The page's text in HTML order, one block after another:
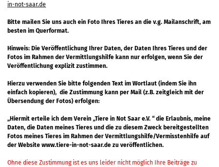
in-not-saar.de
Bitte mailen Sie uns auch ein Foto Ihres Tieres an die v.g. Mailanschrift, am
besten im Querformat.
Hinweis: Die Veröffentlichung Ihrer Daten, der Daten Ihres Tieres und der
Fotos im Rahmen der Vermittlungshilfe kann nur erfolgen, wenn Sie der
Veröffentlichung explizit zustimmen.
Hierzu verwenden Sie bitte folgenden Text im Wortlaut (indem Sie ihn
einfach kopieren), die Zustimmung kann per Mail (z.B. zeitgleich mit der
Übersendung der Fotos) erfolgen:
„Hiermit erteile ich dem Verein „Tiere in Not Saar e.V. “ die Erlaubnis, meine
Daten, die Daten meines Tieres und die zu diesem Zweck bereitgestellten
Fotos meines Tieres im Rahmen der Vermittlungshilfe/Vermisstenhilfe auf
der Website www.tiere-in-not-saar.de zu veröffentlichen.
Ohne diese Zustimmung ist es uns leider nicht möglich Ihre Beiträge zu